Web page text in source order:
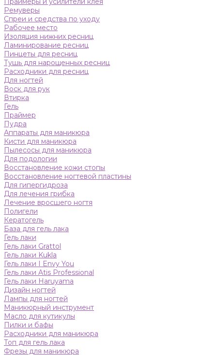
Ремуверы
Спреи и средства по уходу
Рабочее место
Изоляция нижних ресниц
Ламинирование ресниц
Пинцеты для ресниц
Тушь для нарощенных ресниц
Расходники для ресниц
Для ногтей
Воск для рук
Втирка
Гель
Праймер
Пудра
Аппараты для маникюра
Кисти для маникюра
Пылесосы для маникюра
Для подологии
Восстановление кожи стопы
Восстановление ногтевой пластины
Для гипергидроза
Для лечения грибка
Лечение вросшего ногтя
Полигели
Кератогель
База для гель лака
Гель лаки
Гель лаки Grattol
Гель лаки Kukla
Гель лаки I Envy You
Гель лаки Atis Professional
Гель лаки Haruyama
Дизайн ногтей
Лампы для ногтей
Маникюрный инструмент
Масло для кутикулы
Пилки и бафы
Расходники для маникюра
Топ для гель лака
Фрезы для маникюра